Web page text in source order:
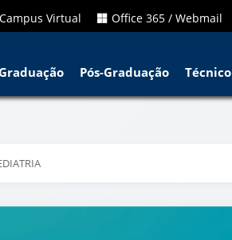
Campus Virtual Office 365 / Webmail
Pós-Graduação Técnico